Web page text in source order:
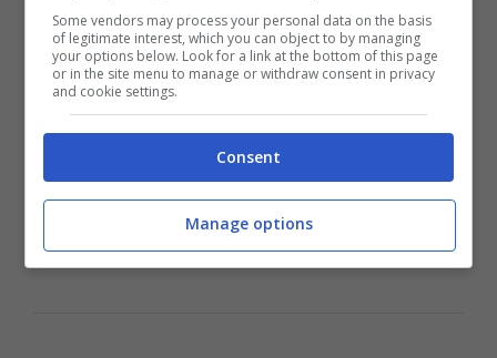
La cipolla
Un altro prodotto proveniente dalla cucina che è
indispensabile nel combattere il dolore delle
scottature e nel favorire la guarigione è la cipolla.
Questo prezioso ingrediente contiene quercitina,
una sostanza che contribuisce ad alleviare il
dolore delle piccole bruciature e a favorire una
rapida guarigione del tessuto.
Some vendors may process your personal data on the basis
of legitimate interest, which you can object to by managing
your options below. Look for a link at the bottom of this page
or in the site menu to manage or withdraw consent in privacy
and cookie settings.
Consent
Manage options